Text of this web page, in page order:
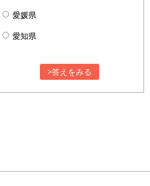
愛媛県
愛知県
>答えをみる